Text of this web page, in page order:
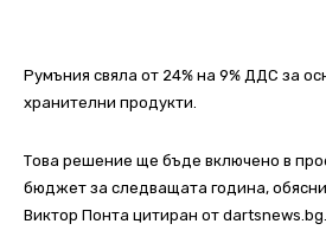
Румъния свяла от 24% на 9% ДДС за
хранителни продукти.
Това решение ще бъде включено в
бюджет за следващата година,
Виктор Понта цитиран от dartsnews.bg.